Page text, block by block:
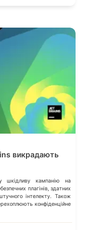
викрадають
шкідливу кампанію на
плагінів, здатних
інтелекту. Також
конфіденційне